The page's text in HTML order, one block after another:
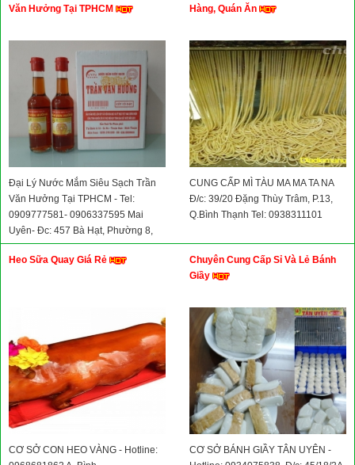
Văn Hưởng Tại TPHCM
Đại Lý Nước Mắm Siêu Sạch Trần
Văn Hưởng Tại TPHCM - Tel:
0909777581- 0906337595 Mai
Uyên- Đc: 457 Bà Hạt, Phường 8,
Quận 10
Hàng, Quán Ăn
CUNG CẤP MÌ TÀU MA MA TA NA
Đ/c: 39/20 Đặng Thùy Trâm, P.13,
Q.Bình Thạnh Tel: 0938311101
Heo Sữa Quay Giá Rẻ
CƠ SỞ CON HEO VÀNG - Hotline:
Chuyên Cung Cấp Sỉ Và Lẻ Bánh
Giầy
CƠ SỞ BÁNH GIẦY TÂN UYÊN -